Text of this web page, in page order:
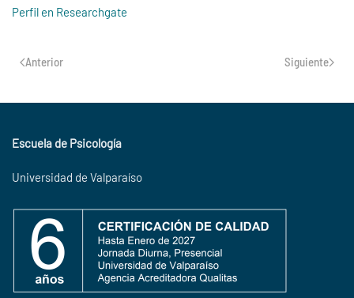
Perfil en Researchgate
Anterior Siguiente
Escuela de Psicología
Universidad de Valparaíso